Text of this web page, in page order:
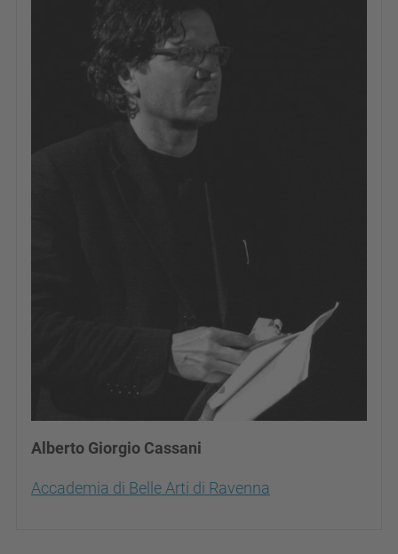
Alberto Giorgio Cassani
Accademia di Belle Arti di Ravenna